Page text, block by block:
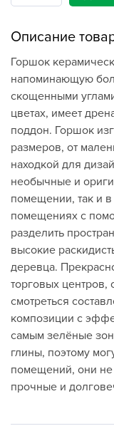
Описание
Горшок
напоминающую
скощенными
цветах, имеет
поддон. Горшок
размеров, от
находкой для
необычные и
помещении, так и
помещениях с
разделить
высокие
деревца.
торговых центров,
смотреться
композиции с
самым зелёные
глины, поэтому
помещений, они не
прочные и